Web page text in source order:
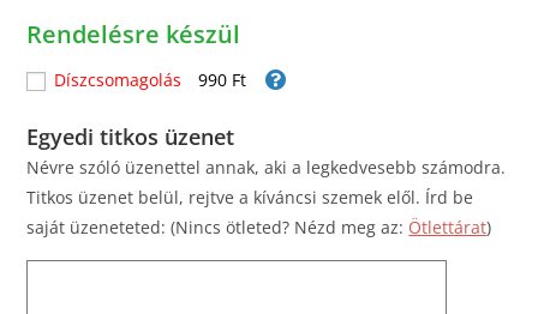
Rendelésre készül
Díszcsomagolás 990 Ft
Egyedi titkos üzenet
Névre szóló üzenettel annak, aki a legkedvesebb számodra.
Titkos üzenet belül, rejtve a kíváncsi szemek elől. Írd be
saját üzeneteted: (Nincs ötleted? Nézd meg az: Ötlettárat)